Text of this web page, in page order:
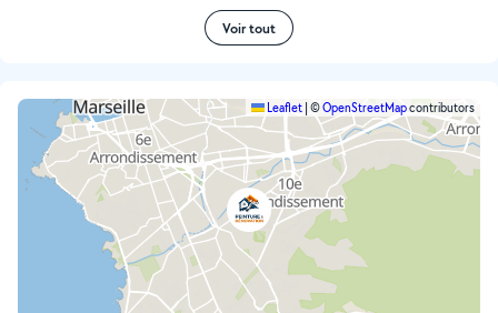
Voir tout
Leaflet ©OpenStreetMapcontributors